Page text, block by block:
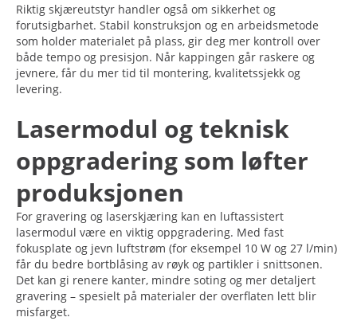
Riktig skjæreutstyr handler også om sikkerhet og
forutsigbarhet. Stabil konstruksjon og en arbeidsmetode
som holder materialet på plass, gir deg mer kontroll over
både tempo og presisjon. Når kappingen går raskere og
jevnere, får du mer tid til montering, kvalitetssjekk og
levering.
Lasermodul og teknisk
oppgradering som løfter
produksjonen
For gravering og laserskjæring kan en luftassistert
lasermodul være en viktig oppgradering. Med fast
fokusplate og jevn luftstrøm (for eksempel 10 W og 27 l/min)
får du bedre bortblåsing av røyk og partikler i snittsonen.
Det kan gi renere kanter, mindre soting og mer detaljert
gravering – spesielt på materialer der overflaten lett blir
misfarget.